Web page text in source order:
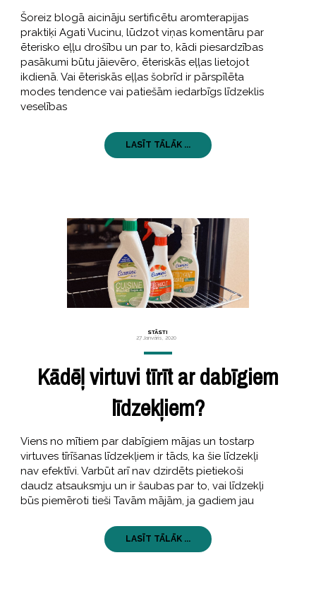
Šoreiz blogā aicināju sertificētu aromterapijas
praktiķi Agati Vucinu, lūdzot viņas komentāru par
ēterisko eļļu drošību un par to, kādi piesardzības
pasākumi būtu jāievēro, ēteriskās eļļas lietojot
ikdienā. Vai ēteriskās eļļas šobrīd ir pārspīlēta
modes tendence vai patiešām iedarbīgs līdzeklis
veselības
LASĪT TĀLĀK ...
STĀSTI
27 Janvāris, 2020
Kādēļ virtuvi tīrīt ar dabīgiem
līdzekļiem?
Viens no mītiem par dabīgiem mājas un tostarp
virtuves tīrīšanas līdzekļiem ir tāds, ka šie līdzekļi
nav efektīvi. Varbūt arī nav dzirdēts pietiekoši
daudz atsauksmju un ir šaubas par to, vai līdzekļi
būs piemēroti tieši Tavām mājām, ja gadiem jau
LASĪT TĀLĀK ...